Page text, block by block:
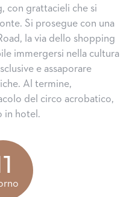
con grattacieli che si
Si prosegue con una
la via dello shopping
immergersi nella cultura
e assaporare
Al termine,
del circo acrobatico,
in hotel.